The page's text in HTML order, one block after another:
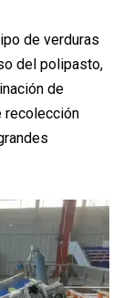
de verduras
del polipasto,
de
recolección